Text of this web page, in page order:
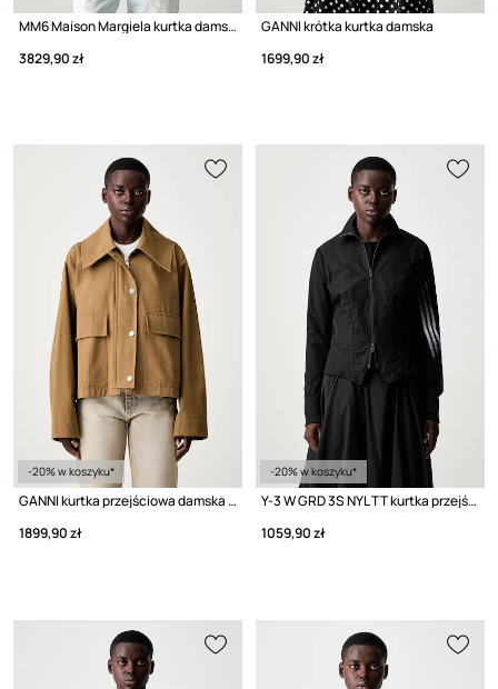
MM6 Maison Margiela kurtka damska z bawełną
3829,90 zł
GANNI krótka kurtka damska
1699,90 zł
-20% w koszyku*
GANNI kurtka przejściowa damska bawełniana
1899,90 zł
-20% w koszyku*
Y-3 W GRD 3S NYL TT kurtka przejściowa damska
1059,90 zł